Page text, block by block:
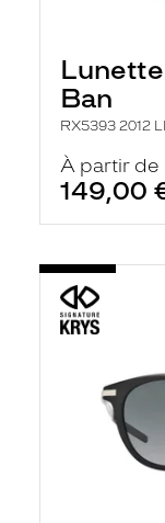
Ban
RX5393 2012
À partir de
149,00